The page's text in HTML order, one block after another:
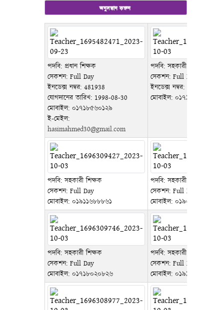
পদবি: প্রধান শিক্ষক
সেকশন: Full Day
ইনডেক্স নম্বর: 481938
যোগদানের তারিখ: 1998-08-30
মোবাইল: ০১৭১৮৫৬০১২৯
ই-মেইল:
hasimahmed30@gmail.com
পদবি: সহকারী শিক্ষক
সেকশন: Full Day
ইনডেক্স নম্বর: 2719
মোবাইল: ০১৭১৭৬২৮৬৩৮
পদবি: সহকারী শিক্ষক
সেকশন: Full Day
মোবাইল: ০১৯১১৬৮৮৮৬১
পদবি: সহকারী শিক্ষক
সেকশন: Full Day
মোবাইল: ০১৯৩৭৫৭৮৪০০
পদবি: সহকারী শিক্ষক
সেকশন: Full Day
মোবাইল: ০১৭১৮০২০৮২৬
পদবি: সহকারী শিক্ষক
সেকশন: Full Day
মোবাইল: ০১৯১২৫৩৭৪১৩